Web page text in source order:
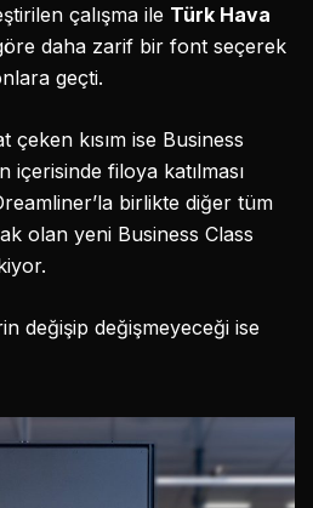
çalışma ile Türk Hava
daha zarif bir font seçerek
geçti.
çeken kısım ise Business
içerisinde filoya katılması
birlikte diğer tüm
olan yeni Business Class
değişip değişmeyeceği ise